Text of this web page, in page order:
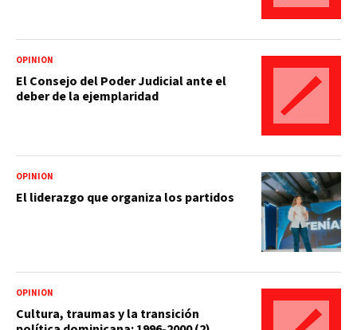
OPINIÓN
El Consejo del Poder Judicial ante el
deber de la ejemplaridad
OPINIÓN
El liderazgo que organiza los partidos
OPINIÓN
Cultura, traumas y la transición